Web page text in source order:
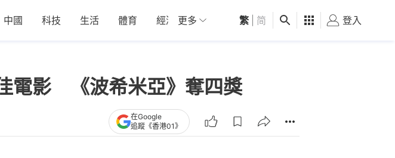
中國 科技 生活 體育 經濟 01深圳 觀點 健康 好食玩飛
更多 繁 简 登入
電影 《波希米亞》奪四獎
在Google
追蹤《香港01》